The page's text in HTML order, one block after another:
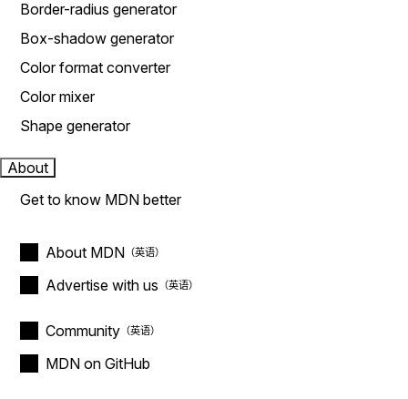
Border-radius generator
Box-shadow generator
Color format converter
Color mixer
Shape generator
About
Get to know MDN better
About MDN
Advertise with us
Community
MDN on GitHub